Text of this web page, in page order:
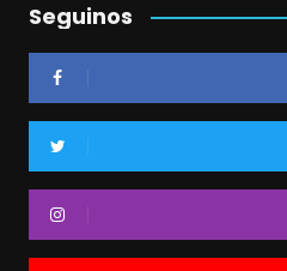
Seguinos